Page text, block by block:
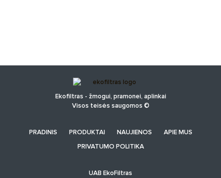
Ekofiltras - žmogui, pramonei, aplinkai
Visos teisės saugomos ©
PRADINIS PRODUKTAI NAUJIENOS APIE MUS
PRIVATUMO POLITIKA
UAB EkoFiltras